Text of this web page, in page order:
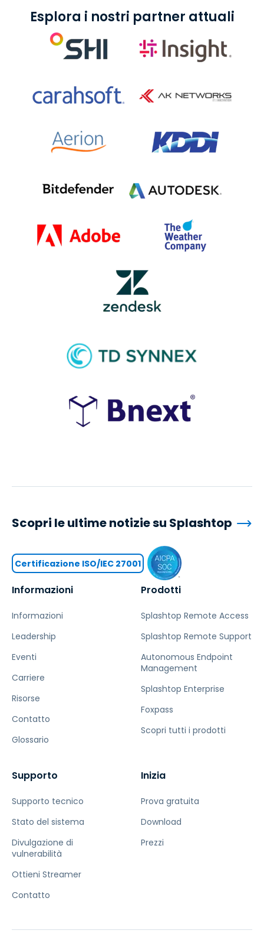
Esplora i nostri partner attuali
Informazioni
Informazioni
Leadership
Eventi
Carriere
Risorse
Contatto
Glossario
Prodotti
Splashtop Remote Access
Splashtop Remote Support
Autonomous Endpoint
Management
Splashtop Enterprise
Foxpass
Scopri tutti i prodotti
Supporto
Supporto tecnico
Stato del sistema
Divulgazione di
vulnerabilità
Ottieni Streamer
Contatto
Inizia
Prova gratuita
Download
Prezzi
Scopri le ultime notizie su Splashtop
Certificazione ISO/IEC 27001